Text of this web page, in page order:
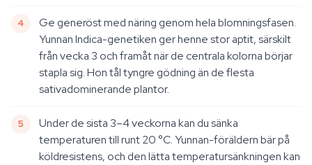
Ge generöst med näring genom hela blomningsfasen.
Yunnan Indica-genetiken ger henne stor aptit, särskilt
från vecka 3 och framåt när de centrala kolorna börjar
stapla sig. Hon tål tyngre gödning än de flesta
sativadominerande plantor.
Under de sista 3–4 veckorna kan du sänka
temperaturen till runt 20 °C. Yunnan-föräldern bär på
köldresistens, och den lätta temperatursänkningen kan